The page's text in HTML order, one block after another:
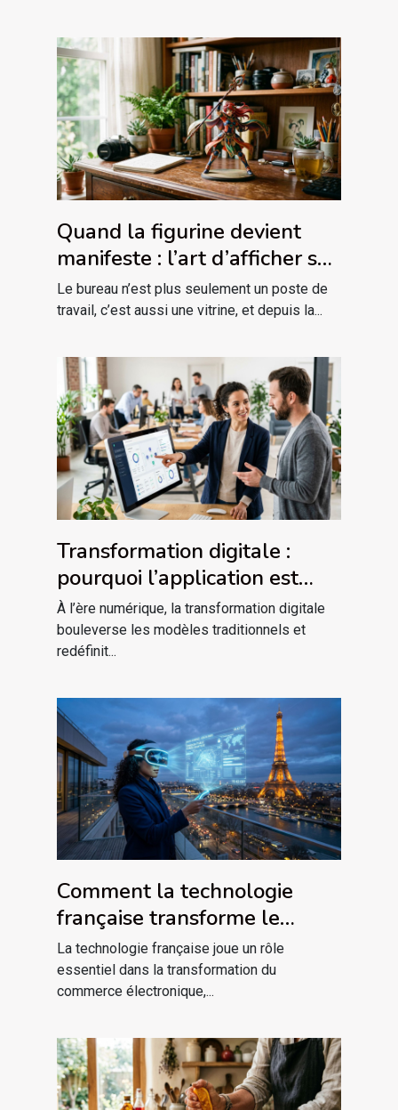
Quand la figurine devient
manifeste : l’art d’afficher sa
passion sur son bureau
Le bureau n’est plus seulement un poste de
travail, c’est aussi une vitrine, et depuis la...
Transformation digitale :
pourquoi l’application est
plus qu’un outil
À l’ère numérique, la transformation digitale
bouleverse les modèles traditionnels et
redéfinit...
Comment la technologie
française transforme le
commerce électronique ?
La technologie française joue un rôle
essentiel dans la transformation du
commerce électronique,...